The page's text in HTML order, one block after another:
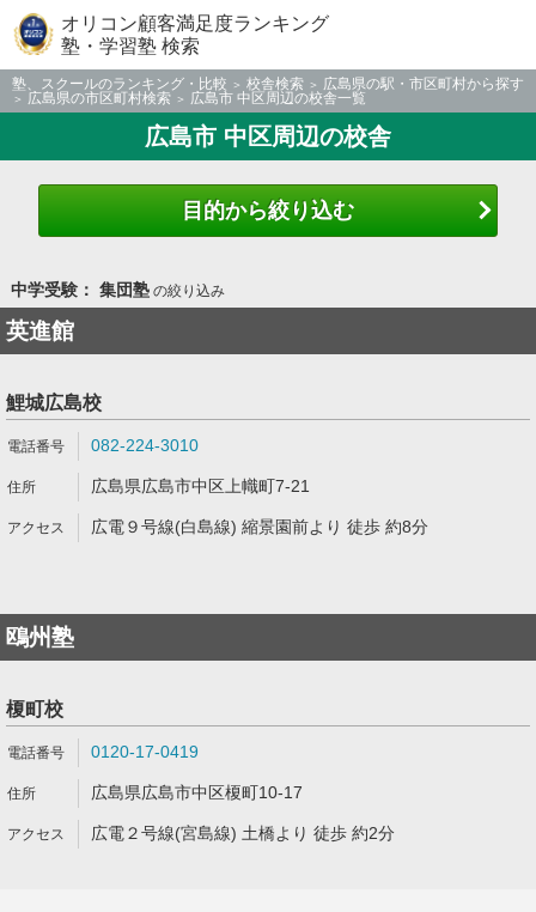
オリコン顧客満足度ランキング
塾・学習塾 検索
塾、スクールのランキング・比較 校舎検索
広島県の駅・市区町村から探す
広島県の市区町村検索
広島市 中区周辺の校舎一覧
広島市 中区周辺の校舎
目的から絞り込む
中学受験： 集団塾の絞り込み
英進館
鯉城広島校
082-224-3010
広島県広島市中区上幟町7-21
広電９号線(白島線) 縮景園前より 徒歩 約8分
鴎州塾
榎町校
0120-17-0419
広島県広島市中区榎町10-17
広電２号線(宮島線) 土橋より 徒歩 約2分